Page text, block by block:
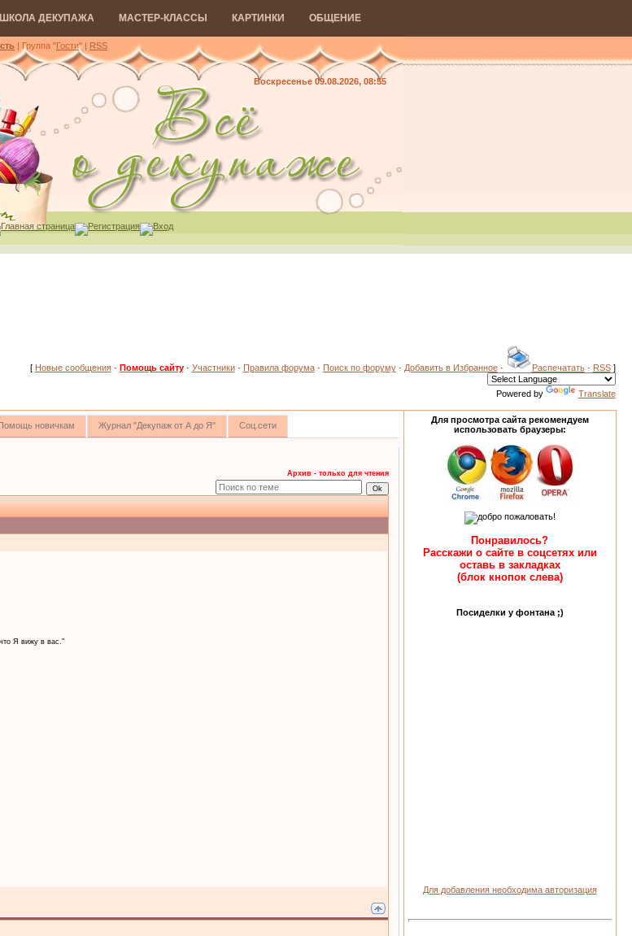
ШКОЛА ДЕКУПАЖА МАСТЕР-КЛАССЫ КАРТИНКИ ОБЩЕНИЕ
| Группа "Гости" | RSS
Воскресенье 09.08.2026, 08:55
Главная страница Регистрация Вход
[ Новые сообщения· Помощь сайту· Участники· Правила форума· Поиск по форуму· Добавить в Избранное· Распечатать· RSS]
Powered by Translate
новичкам Журнал "Декупаж от А до Я" Соц.сети
Архив - только для чтения
Я вижу в вас."
Для просмотра сайта рекомендуем
использовать браузеры:
Понравилось?
Расскажи о сайте в соцсетях или
оставь в закладках
(блок кнопок слева)
Посиделки у фонтана ;)
Для добавления необходима авторизация